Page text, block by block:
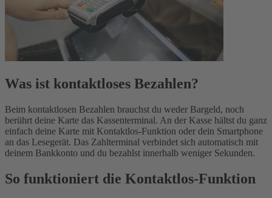
Was ist kontaktloses Bezahlen?
Beim kontaktlosen Bezahlen brauchst du weder Bargeld, noch
berührt deine Karte das Kassenterminal. An der Kasse hältst du ganz
einfach deine Karte mit Kontaktlos-Funktion oder dein Smartphone
an das Lesegerät. Das Zahlterminal verbindet sich automatisch mit
deinem Bankkonto und du bezahlst innerhalb weniger Sekunden.
So funktioniert die Kontaktlos-Funktion